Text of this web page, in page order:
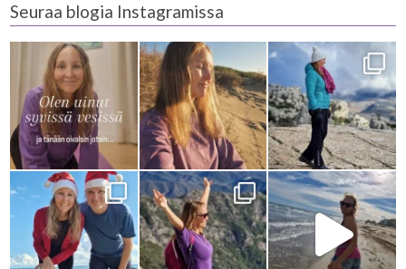
Seuraa blogia Instagramissa